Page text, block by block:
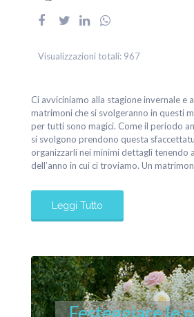
Visualizzazioni totali: 967
Ci avviciniamo alla stagione invernale e
matrimoni che si svolgeranno in questi
per tutti sono magici. Come il periodo
si svolgono prendono questa
organizzarli nei minimi dettagli tenendo
dell’anno in cui ci troviamo. Un
Leggi Tutto